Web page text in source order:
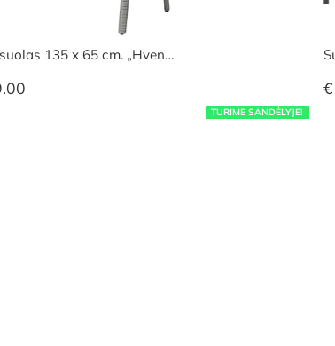
TURIME SANDĖLYJE!
135 x 65 cm. „Hven…
€